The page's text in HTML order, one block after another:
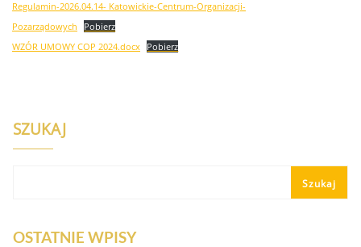
Regulamin-2026.04.14- Katowickie-Centrum-Organizacji-
Pozarządowych
Pobierz
WZÓR UMOWY COP 2024.docx Pobierz
SZUKAJ
Szukaj
OSTATNIE WPISY